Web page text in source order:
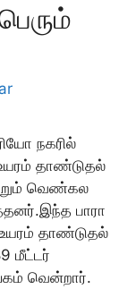
நகரில்
உயரம் தாண்டுதல்
வெண்கல
பாரா
தாண்டுதல்
மீட்டர்
வென்றார்.